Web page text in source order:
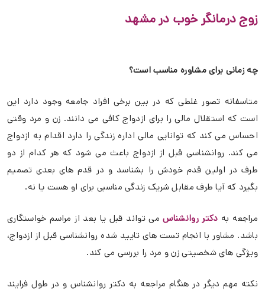
زوج درمانگر خوب در مشهد
چه زمانی برای مشاوره مناسب است؟
متاسفانه تصور غلطی که در بین برخی افراد جامعه وجود دارد این
است که استقلال مالی را برای ازدواج کافی می دانند. زن و مرد وقتی
احساس می کند که توانایی مالی اداره زندگی را دارد اقدام به ازدواج
می کند. روانشناسی قبل از ازدواج باعث می شود که هر کدام از دو
طرف در اولین قدم خودش را بشناسد و در قدم های بعدی تصمیم
بگیرد که آیا طرف مقابل شریک زندگی مناسبی برای او هست یا نه.
مراجعه به دکتر روانشناسمی تواند قبل یا بعد از مراسم خواستگاری
باشد. مشاور با انجام تست های تایید شده روانشناسی قبل از ازدواج،
ویژگی های شخصیتی زن و مرد را بررسی می کند.
نکته مهم دیگر در هنگام مراجعه به دکتر روانشناس و در طول فرایند